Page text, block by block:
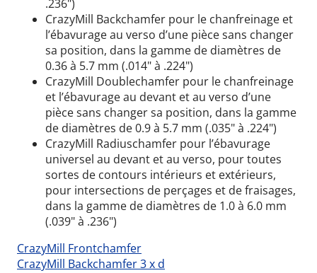
.236")
CrazyMill Backchamfer pour le chanfreinage et
l’ébavurage au verso d’une pièce sans changer
sa position, dans la gamme de diamètres de
0.36 à 5.7 mm (.014" à .224")
CrazyMill Doublechamfer pour le chanfreinage
et l’ébavurage au devant et au verso d’une
pièce sans changer sa position, dans la gamme
de diamètres de 0.9 à 5.7 mm (.035" à .224")
CrazyMill Radiuschamfer pour l’ébavurage
universel au devant et au verso, pour toutes
sortes de contours intérieurs et extérieurs,
pour intersections de perçages et de fraisages,
dans la gamme de diamètres de 1.0 à 6.0 mm
(.039" à .236")
CrazyMill Frontchamfer
CrazyMill Backchamfer 3 x d